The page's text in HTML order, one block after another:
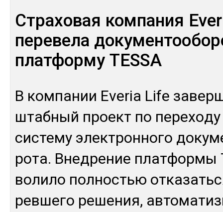
Страховая компания
перевела
платформу TESSA
В ком­па­нии Everia Life
штаб­ный проект по
сис­те­му элек­трон­но­го
рота. Внед­ре­ние плат­фор­мы
во­лило пол­ностью
рев­ше­го ре­шения,